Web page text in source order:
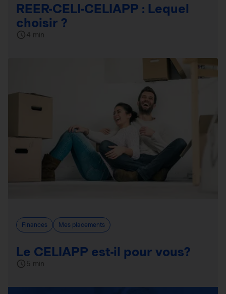
REER-CELI-CELIAPP : Lequel
choisir ?
4 min
Finances Mes placements
Le CELIAPP est-il pour vous?
5 min